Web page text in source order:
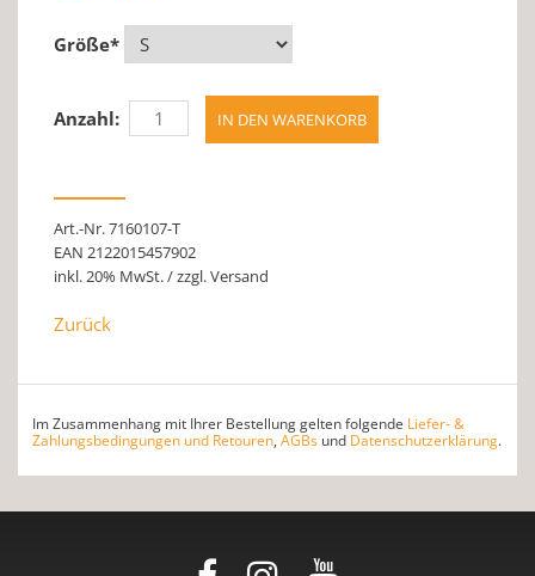
Größe*
Anzahl:
Art.-Nr. 7160107-T
EAN 2122015457902
inkl. 20% MwSt. / zzgl. Versand
Zurück
Im Zusammenhang mit Ihrer Bestellung gelten folgende Liefer- &
Zahlungsbedingungen und Retouren, AGBs und Datenschutzerklärung.